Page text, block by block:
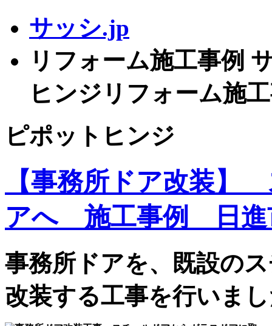
サッシ.jp
リフォーム施工事例
ヒンジリフォーム施
ピポットヒンジ
【事務所ドア改装】
アへ 施工事例 日進
事務所ドアを、既設の
改装する工事を行いま